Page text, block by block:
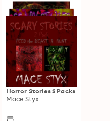
Horror Stories 2 Packs
Mace Styx